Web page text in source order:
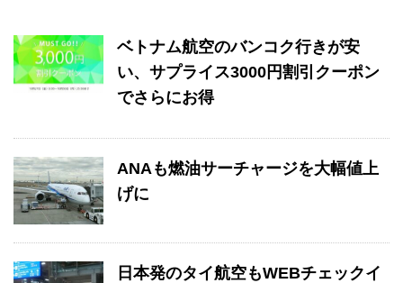
ベトナム航空のバンコク行きが安
い、サプライス3000円割引クーポン
でさらにお得
ANAも燃油サーチャージを大幅値上
げに
日本発のタイ航空もWEBチェックイ